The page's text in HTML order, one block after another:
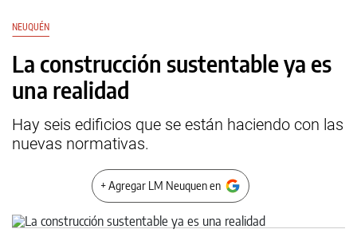
NEUQUÉN
La construcción sustentable ya es
una realidad
Hay seis edificios que se están haciendo con las
nuevas normativas.
+ Agregar LM Neuquen en